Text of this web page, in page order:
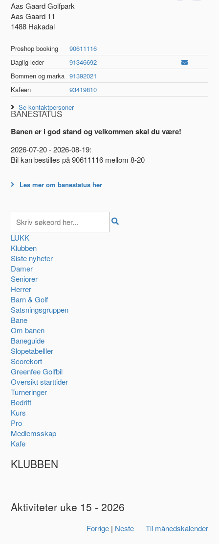
Aas Gaard Golfpark
Aas Gaard 11
1488 Hakadal
Proshop booking
90611116
Daglig leder
91346692
Bommen og marka 91392021
Kafeen
93419810
Se kontaktpersoner
BANESTATUS
Banen er i god stand og velkommen skal du være!
2026-07-20 - 2026-08-19:
Bil kan bestilles på 90611116 mellom 8-20
Les mer om banestatus her
LUKK
Klubben
Siste nyheter
Damer
Seniorer
Herrer
Barn & Golf
Satsningsgruppen
Bane
Om banen
Baneguide
Slopetabelller
Scorekort
Greenfee Golfbil
Oversikt starttider
Turneringer
Bedrift
Kurs
Pro
Medlemsskap
Kafe
KLUBBEN
Aktiviteter uke 15 - 2026
Forrige| Neste Til månedskalender